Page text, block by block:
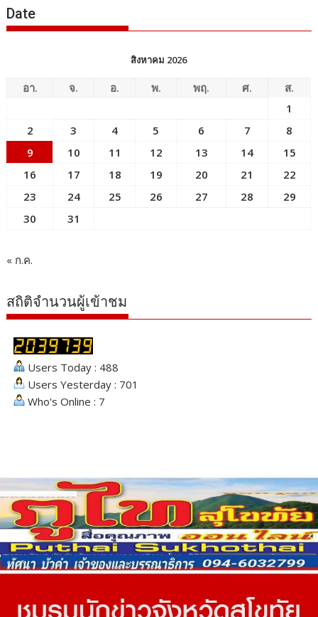
Date
สิงหาคม 2026
อา. จ. อ. พ. พฤ. ศ.
ส.
1
2
3 4 5 6 7
8
9
10 11 12 13 14
15
16
17 18 19 20 21
22
23
24 25 26 27 28
29
30
31
« ก.ค.
สถิติจำนวนผู้เข้าชม
Users Today : 488
Users Yesterday : 701
Who's Online : 7